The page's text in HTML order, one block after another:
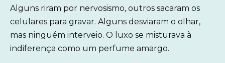
Alguns riram por nervosismo, outros sacaram os
celulares para gravar. Alguns desviaram o olhar,
mas ninguém interveio. O luxo se misturava à
indiferença como um perfume amargo.